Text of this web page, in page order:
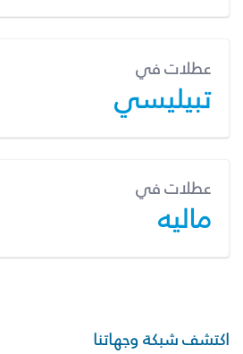
عطلات في
تبيليسي
عطلات في
ماليه
اكتشف شبكة وجهاتنا